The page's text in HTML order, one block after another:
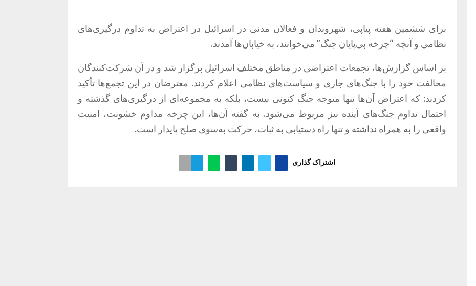
برای ششمین هفته پیاپی، شهروندان و فعالان مدنی در اسرائیل در اعتراض به تداوم درگیری‌های
نظامی و آنچه “چرخه بی‌پایان جنگ” می‌خوانند، به خیابان‌ها آمدند.
بر اساس گزارش‌ها، تجمعات اعتراضی در مناطق مختلف اسرائیل برگزار شد و در آن شرکت‌کنندگان
مخالفت خود را با جنگ‌های جاری و سیاست‌های نظامی اعلام کردند. معترضان در این تجمع‌ها تأکید
کردند: که اعتراض آن‌ها تنها متوجه جنگ کنونی نیست، بلکه به مجموعه‌ای از درگیری‌های گذشته و
احتمال تداوم جنگ‌های آینده نیز مربوط می‌شود. به گفته آن‌ها، این چرخه مداوم خشونت، امنیت
واقعی را به همراه نداشته و تنها راه دستیابی به ثبات، حرکت به‌سوی صلح پایدار است.
اشتراک گذاری